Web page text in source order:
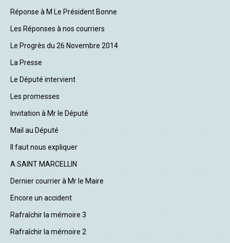
Réponse à M Le Président Bonne
Les Réponses à nos courriers
Le Progrès du 26 Novembre 2014
La Presse
Le Député intervient
Les promesses
Invitation à Mr le Député
Mail au Député
Il faut nous expliquer
A SAINT MARCELLIN
Dernier courrier à Mr le Maire
Encore un accident
Rafraîchir la mémoire 3
Rafraîchir la mémoire 2